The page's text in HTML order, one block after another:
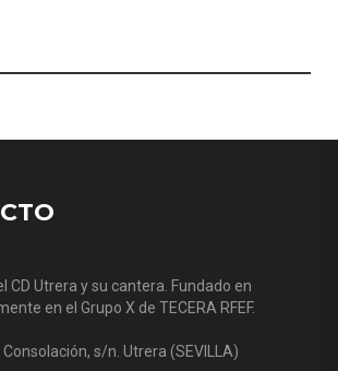
CD Utrera y su cantera. Fundado en
en el Grupo X de TECERA RFEF.
Consolación, s/n. Utrera (SEVILLA)